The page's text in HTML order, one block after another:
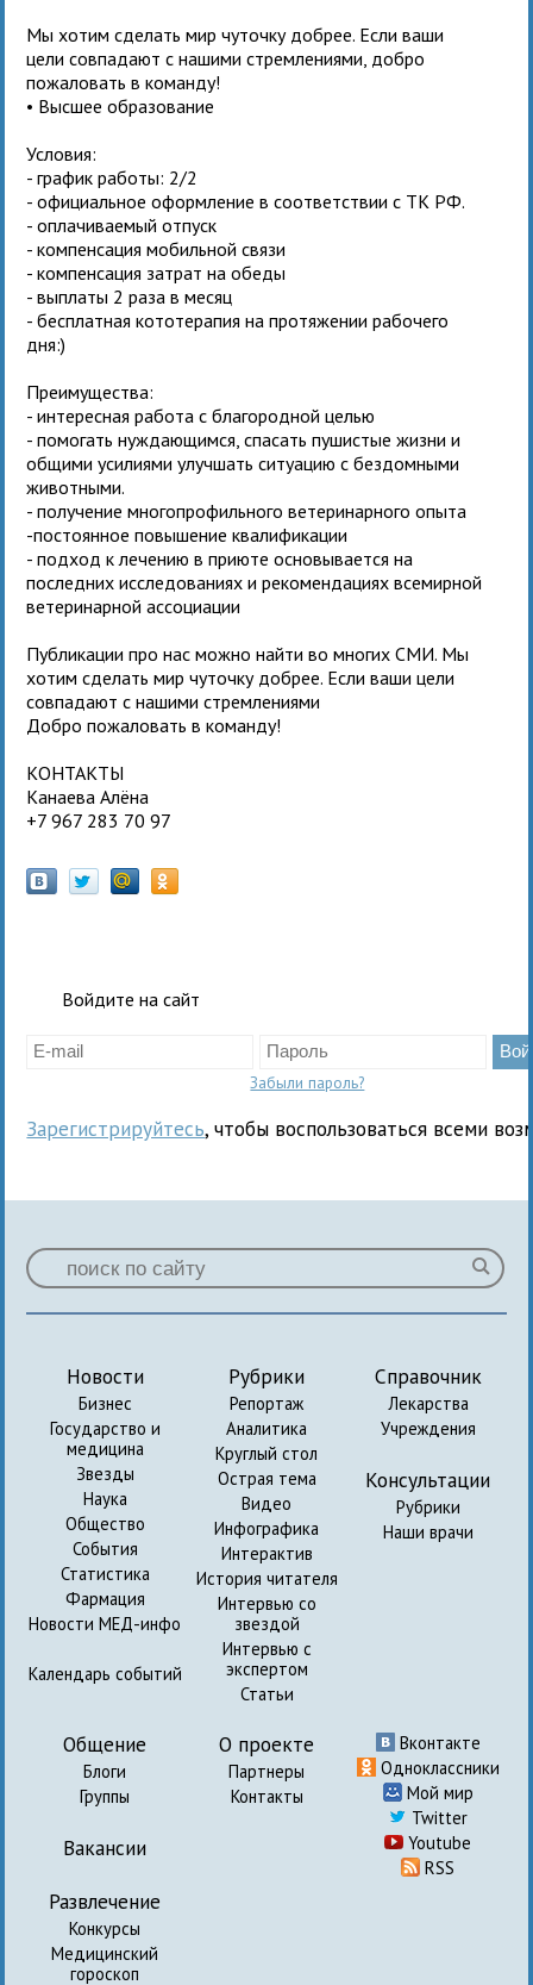
Мы хотим сделать мир чуточку добрее. Если ваши
цели совпадают с нашими стремлениями, добро
пожаловать в команду!
• Высшее образование
Условия:
- график работы: 2/2
- официальное оформление в соответствии с ТК РФ.
- оплачиваемый отпуск
- компенсация мобильной связи
- компенсация затрат на обеды
- выплаты 2 раза в месяц
- бесплатная кототерапия на протяжении рабочего
дня:)
Преимущества:
- интересная работа с благородной целью
- помогать нуждающимся, спасать пушистые жизни и
общими усилиями улучшать ситуацию с бездомными
животными.
- получение многопрофильного ветеринарного опыта
-постоянное повышение квалификации
- подход к лечению в приюте основывается на
последних исследованиях и рекомендациях всемирной
ветеринарной ассоциации
Публикации про нас можно найти во многих СМИ. Мы
хотим сделать мир чуточку добрее. Если ваши цели
совпадают с нашими стремлениями
Добро пожаловать в команду!
КОНТАКТЫ
Канаева Алёна
+7 967 283 70 97
Войдите на сайт
Забыли пароль?
Зарегистрируйтесь, чтобы воспользоваться всеми
Новости
Бизнес
Государство и
медицина
Звезды
Наука
Общество
События
Статистика
Фармация
Новости МЕД-инфо
Календарь событий
Рубрики
Репортаж
Аналитика
Круглый стол
Острая тема
Видео
Инфографика
Интерактив
История читателя
Интервью со
звездой
Интервью с
экспертом
Статьи
Справочник
Лекарства
Учреждения
Консультации
Рубрики
Наши врачи
Общение
Блоги
Группы
Вакансии
Развлечение
Конкурсы
Медицинский
гороскоп
О проекте
Партнеры
Контакты
Вконтакте
Одноклассники
Мой мир
Twitter
Youtube
RSS